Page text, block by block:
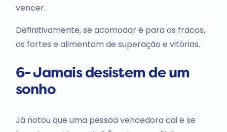
vencer.
Definitivamente, se acomodar é para os fracos,
os fortes e alimentam de superação e vitórias.
6- Jamais desistem de um
sonho
Já notou que uma pessoa vencedora cai e se